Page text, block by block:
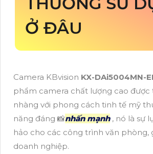
Ở ĐÂU
Camera KBvision KX-DAi5004MN-
phẩm camera chất lượng cao được
nhàng với phong cách tinh tế mỹ
năng đáng 📸nhấn mạnh, nó là sự
hảo cho các công trình văn phòng,
doanh nghiệp.